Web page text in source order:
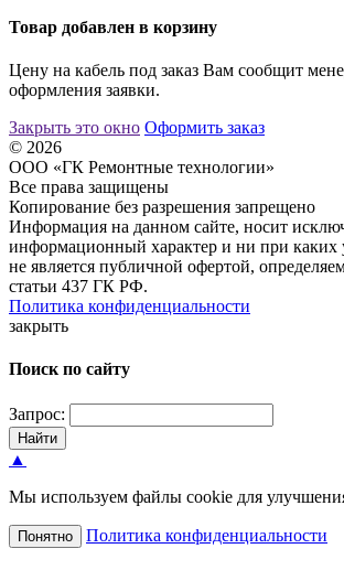
Товар добавлен в корзину
Цену на кабель под заказ Вам сообщит
оформления заявки.
Закрыть это окно Оформить заказ
© 2026
ООО «ГК Ремонтные технологии»
Все права защищены
Копирование без разрешения запрещено
Информация на данном сайте, носит
информационный характер и ни при каких
не является публичной офертой,
статьи 437 ГК РФ.
Политика конфиденциальности
закрыть
Поиск по сайту
Запрос:
Найти
▲
Мы используем файлы cookie для
Понятно Политика конфиденциальности